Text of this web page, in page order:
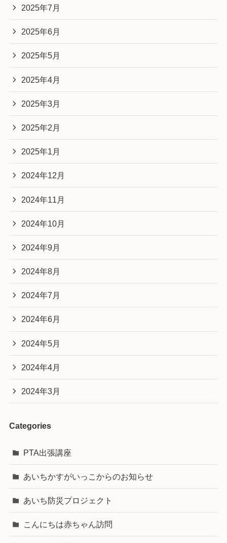
2025年7月
2025年6月
2025年5月
2025年4月
2025年3月
2025年2月
2025年1月
2024年12月
2024年11月
2024年10月
2024年9月
2024年8月
2024年7月
2024年6月
2024年5月
2024年4月
2024年3月
Categories
PTA出張講座
あいちかすがいっこからのお知らせ
あいち防災プロジェクト
こんにちは赤ちゃん訪問